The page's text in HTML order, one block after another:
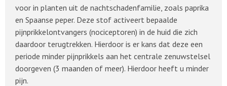
voor in planten uit de nachtschadenfamilie, zoals paprika
en Spaanse peper. Deze stof activeert bepaalde
pijnprikkelontvangers (nociceptoren) in de huid die zich
daardoor terugtrekken. Hierdoor is er kans dat deze een
periode minder pijnprikkels aan het centrale zenuwstelsel
doorgeven (3 maanden of meer). Hierdoor heeft u minder
pijn.